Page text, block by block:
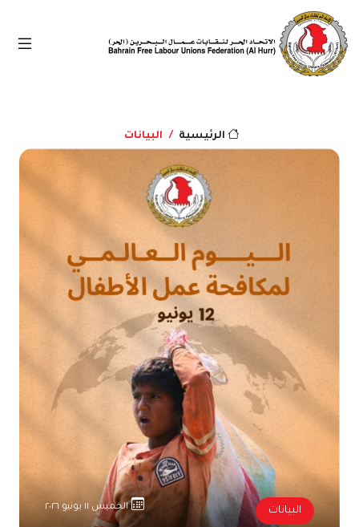
الرئيسية البيانات
البيانات الخميس ١١ يونيو ٢٠٢٦